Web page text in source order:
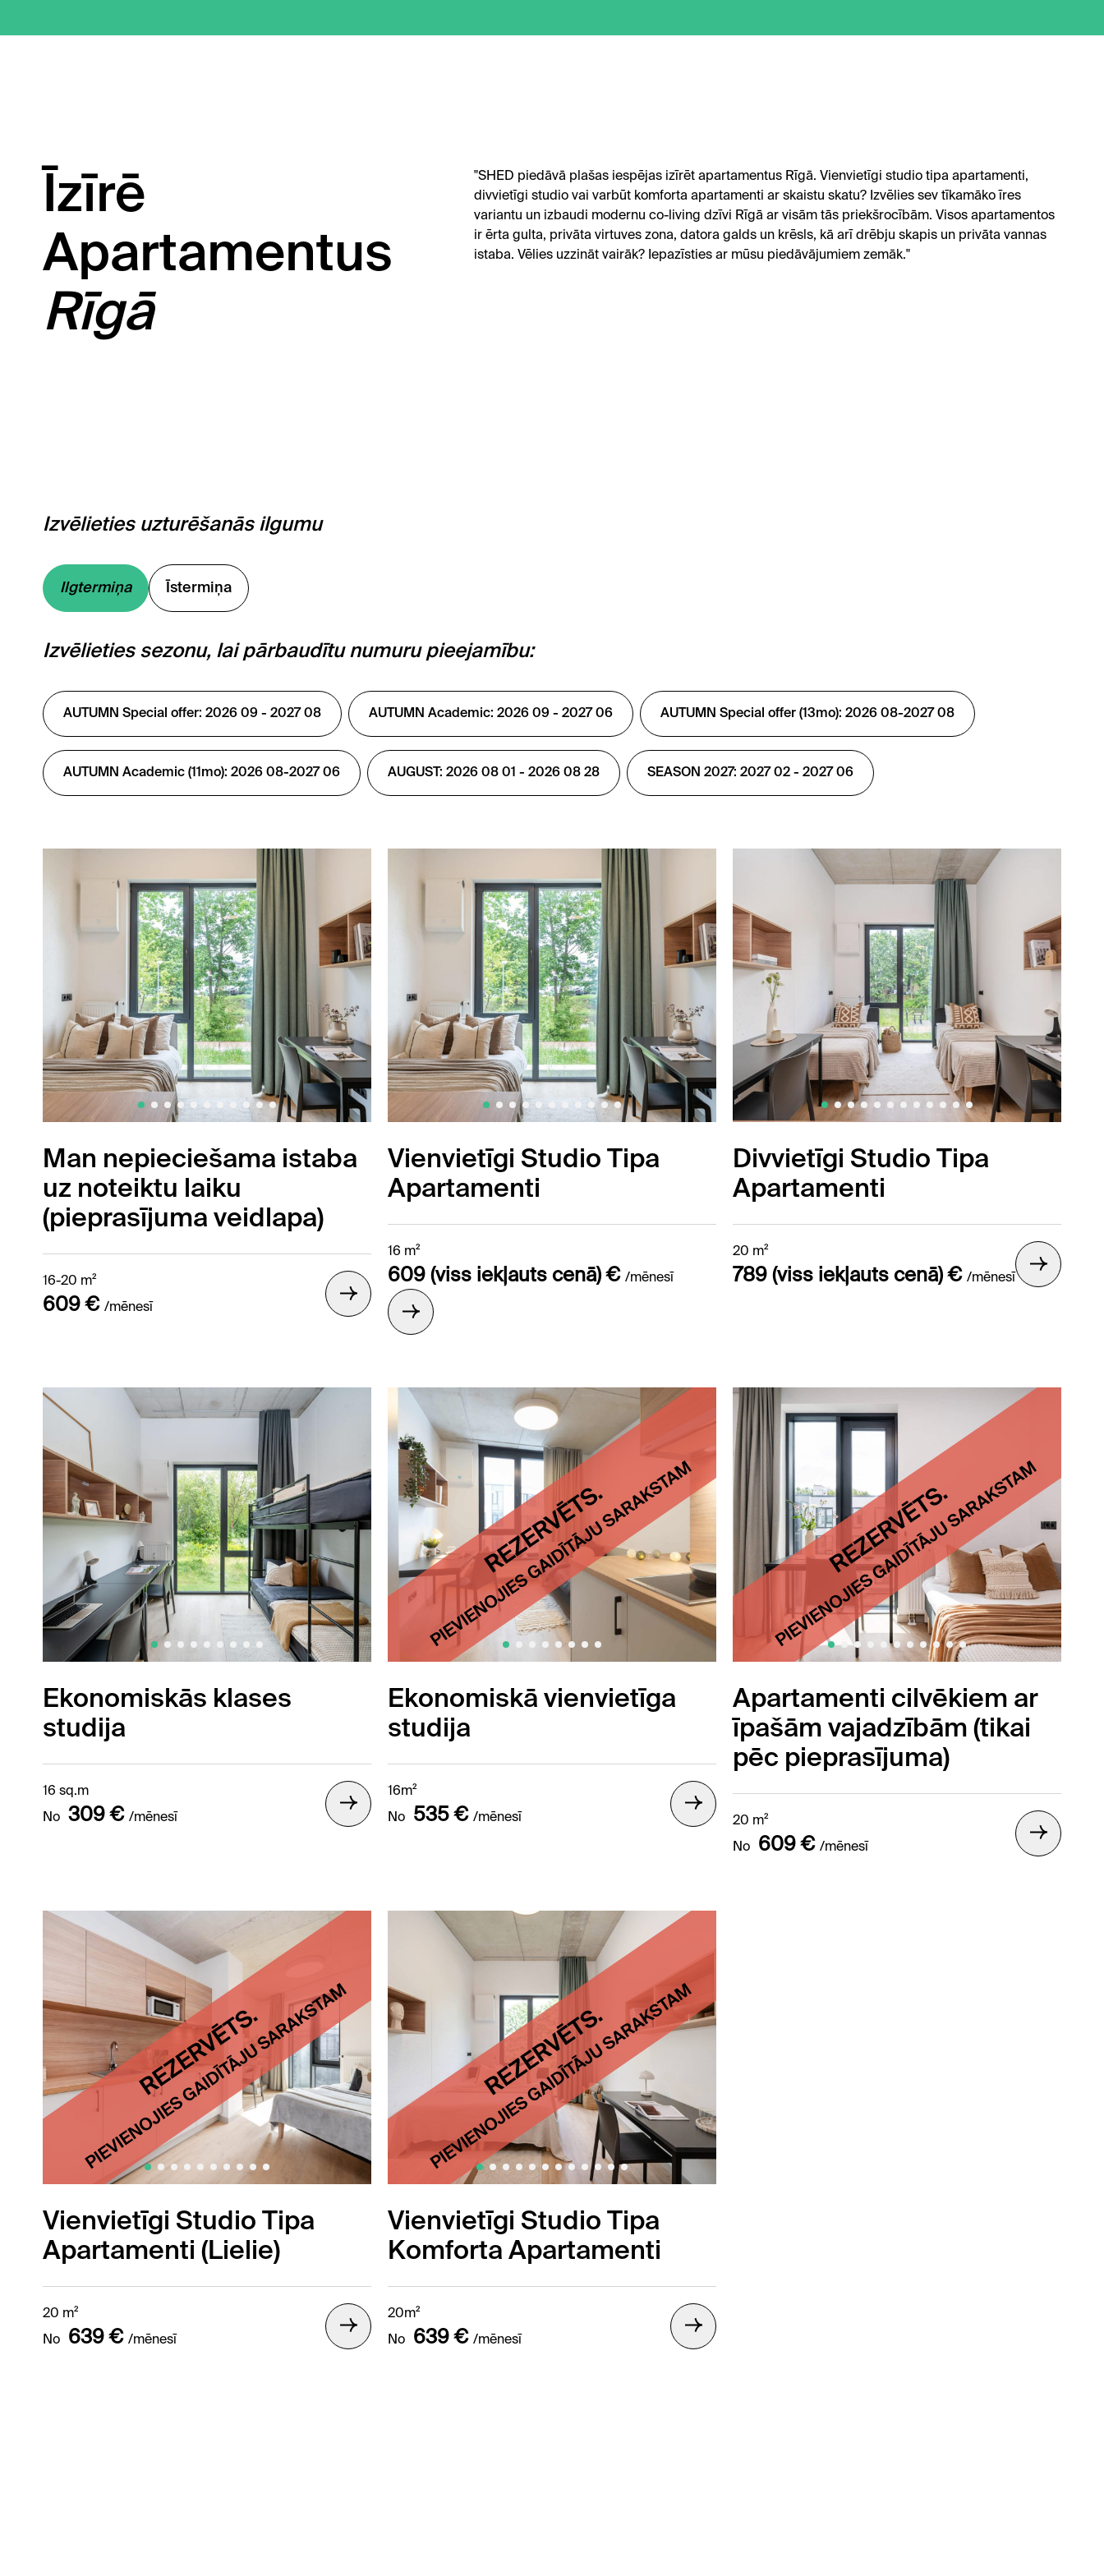
Īzīrē
Apartamentus
Rīgā
"SHED piedāvā plašas iespējas izīrēt apartamentus Rīgā. Vienvietīgi studio tipa apartamenti,
divvietīgi studio vai varbūt komforta apartamenti ar skaistu skatu? Izvēlies sev tīkamāko īres
variantu un izbaudi modernu co-living dzīvi Rīgā ar visām tās priekšrocībām. Visos apartamentos
ir ērta gulta, privāta virtuves zona, datora galds un krēsls, kā arī drēbju skapis un privāta vannas
istaba. Vēlies uzzināt vairāk? Iepazīsties ar mūsu piedāvājumiem zemāk."
Izvēlieties uzturēšanās ilgumu
Ilgtermiņa Īstermiņa
Izvēlieties sezonu, lai pārbaudītu numuru pieejamību:
AUTUMN Special offer: 2026 09 - 2027 08 AUTUMN Academic: 2026 09 - 2027 06 AUTUMN Special offer (13mo): 2026 08-2027 08
AUTUMN Academic (11mo): 2026 08-2027 06 AUGUST: 2026 08 01 - 2026 08 28 SEASON 2027: 2027 02 - 2027 06
Man nepieciešama istaba
uz noteiktu laiku
(pieprasījuma veidlapa)
16-20 m²
609 € /mēnesī
Vienvietīgi Studio Tipa
Apartamenti
16 m²
609 (viss iekļauts cenā) € /mēnesī
Divvietīgi Studio Tipa
Apartamenti
20 m²
789 (viss iekļauts cenā) € /mēnesī
Ekonomiskās klases
studija
16 sq.m
No
309 € /mēnesī
Ekonomiskā vienvietīga
studija
16m²
No
535 € /mēnesī
Apartamenti cilvēkiem ar
īpašām vajadzībām (tikai
pēc pieprasījuma)
20 m²
No
609 € /mēnesī
Vienvietīgi Studio Tipa
Apartamenti (Lielie)
20 m²
No
639 € /mēnesī
Vienvietīgi Studio Tipa
Komforta Apartamenti
20m²
No
639 € /mēnesī
Gallery /